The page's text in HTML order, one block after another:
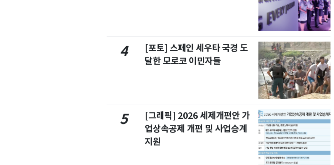
4
[포토] 스페인 세우타 국경 도
달한 모로코 이민자들
5
[그래픽] 2026 세제개편안 가
업상속공제 개편 및 사업승계
지원